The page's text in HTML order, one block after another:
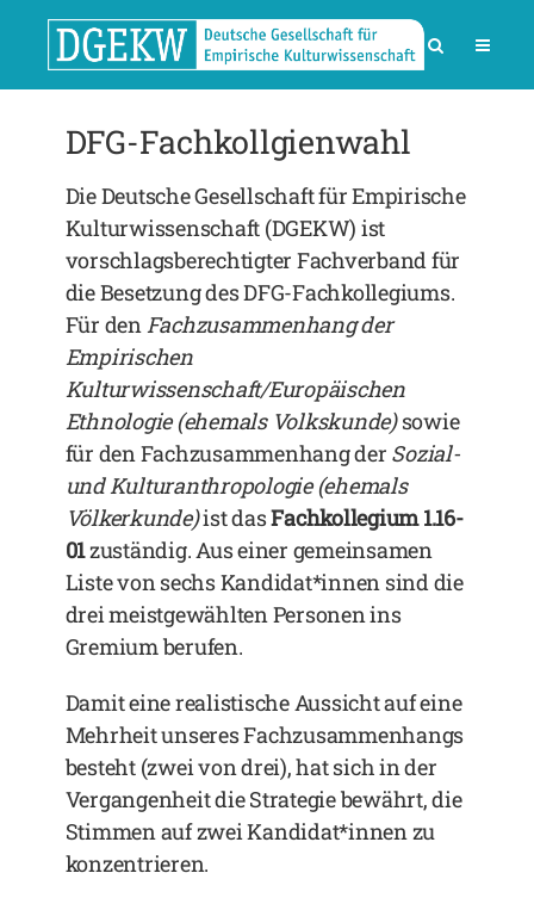
DFG-Fachkollgienwahl
Die Deutsche Gesellschaft für Empirische
Kulturwissenschaft (DGEKW) ist
vorschlagsberechtigter Fachverband für
die Besetzung des DFG-Fachkollegiums.
Für denFachzusammenhang der
Empirischen
Kulturwissenschaft/Europäischen
Ethnologie (ehemals Volkskunde)sowie
für den Fachzusammenhang der Sozial-
und Kulturanthropologie (ehemals
Völkerkunde)ist dasFachkollegium 1.16-
01zuständig. Aus einer gemeinsamen
Liste von sechs Kandidat*innen sind die
drei meistgewählten Personen ins
Gremium berufen.
Damit eine realistische Aussicht auf eine
Mehrheit unseres Fachzusammenhangs
besteht (zwei von drei), hat sich in der
Vergangenheit die Strategie bewährt, die
Stimmen auf zwei Kandidat*innen zu
konzentrieren.